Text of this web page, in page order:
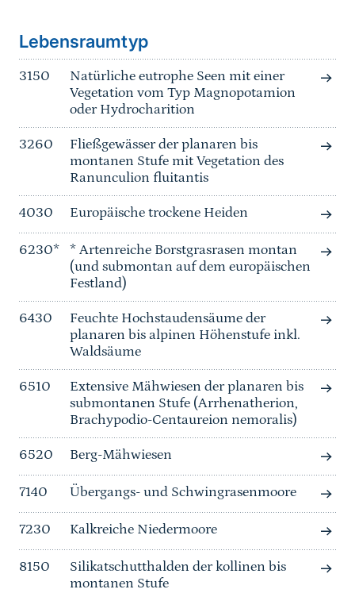
Lebensraumtyp
3150
Natürliche eutrophe Seen mit einer
Vegetation vom Typ Magnopotamion
oder Hydrocharition
3260
Fließgewässer der planaren bis
montanen Stufe mit Vegetation des
Ranunculion fluitantis
4030 Europäische trockene Heiden
6230*
* Artenreiche Borstgrasrasen montan
(und submontan auf dem europäischen
Festland)
6430
Feuchte Hochstaudensäume der
planaren bis alpinen Höhenstufe inkl.
Waldsäume
6510
Extensive Mähwiesen der planaren bis
submontanen Stufe (Arrhenatherion,
Brachypodio-Centaureion nemoralis)
6520 Berg-Mähwiesen
7140 Übergangs- und Schwingrasenmoore
7230 Kalkreiche Niedermoore
8150
Silikatschutthalden der kollinen bis
montanen Stufe